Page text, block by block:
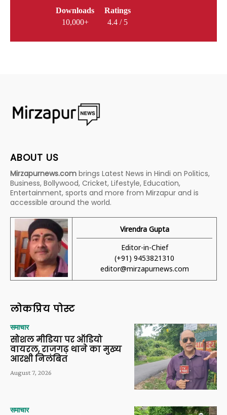
Downloads
10,000+
Ratings
4.4 / 5
ABOUT US
Mirzapurnews.com brings Latest News in Hindi on Politics,
Business, Bollywood, Cricket, Lifestyle, Education,
Entertainment, sports and more from Mirzapur and is
accessible around the world.
Virendra Gupta
Editor-in-Chief
(+91) 9453821310
editor@mirzapurnews.com
लोकप्रिय पोस्ट
समाचार
सोशल मीडिया पर ऑडियो
वायरल, राजगढ़ थाने का मुख्य
आरक्षी निलंबित
August 7, 2026
समाचार